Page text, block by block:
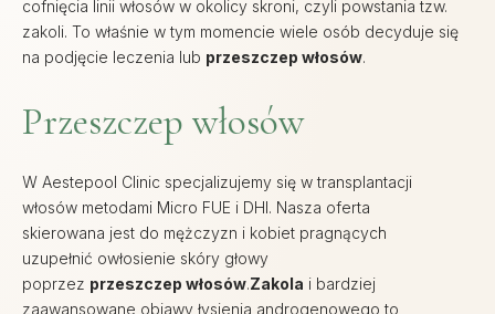
cofnięcia linii włosów w okolicy skroni, czyli powstania tzw.
zakoli. To właśnie w tym momencie wiele osób decyduje się
na podjęcie leczenia lub przeszczep włosów.
Przeszczep włosów
W Aestepool Clinic specjalizujemy się w transplantacji
włosów metodami Micro FUE i DHI. Nasza oferta
skierowana jest do mężczyzn i kobiet pragnących
uzupełnić owłosienie skóry głowy
poprzez przeszczep włosów.Zakola i bardziej
zaawansowane objawy łysienia androgenowego to